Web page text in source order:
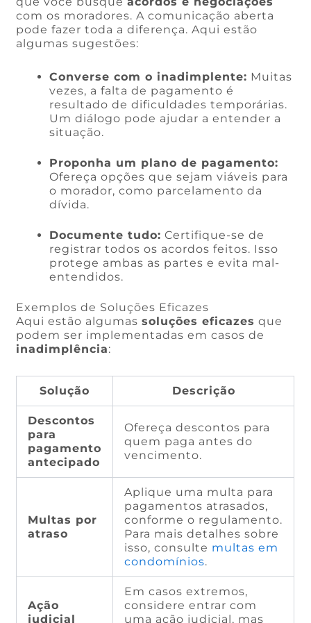
com os moradores. A comunicação aberta
pode fazer toda a diferença. Aqui estão
algumas sugestões:
Converse com o inadimplente: Muitas
vezes, a falta de pagamento é
resultado de dificuldades temporárias.
Um diálogo pode ajudar a entender a
situação.
Proponha um plano de pagamento:
Ofereça opções que sejam viáveis para
o morador, como parcelamento da
dívida.
Documente tudo: Certifique-se de
registrar todos os acordos feitos. Isso
protege ambas as partes e evita mal-
entendidos.
Exemplos de Soluções Eficazes
Aqui estão algumassoluções eficazes que
podem ser implementadas em casos de
inadimplência:
Solução Descrição
Descontos
para
pagamento
antecipado
Ofereça descontos para
quem paga antes do
vencimento.
Multas por
atraso
Aplique uma multa para
pagamentos atrasados,
conforme o regulamento.
Para mais detalhes sobre
isso, consulte multas em
condomínios.
Ação
judicial
Em casos extremos,
considere entrar com
uma ação judicial, mas